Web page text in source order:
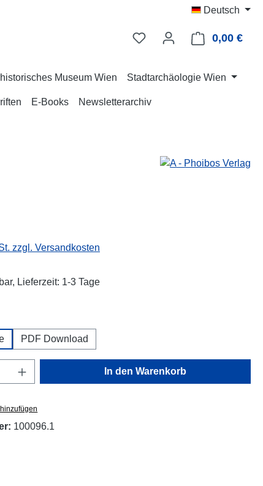
Deutsch
0,00 €
Museum Wien Stadtarchäologie Wien
E-Books Newsletterarchiv
zzgl. Versandkosten
Lieferzeit: 1-3 Tage
PDF Download
Gib den gewünschten Wert ein
In den Warenkorb
100096.1